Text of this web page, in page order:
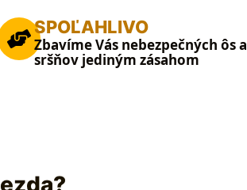
SPOĽAHLIVO
Zbavíme Vás nebezpečných ôs a
sršňov jediným zásahom